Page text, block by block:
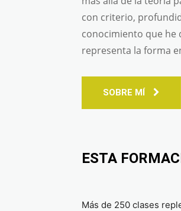
con criterio,
conocimiento que he
representa la forma
SOBRE MÍ
ESTA
Más de 250 clases